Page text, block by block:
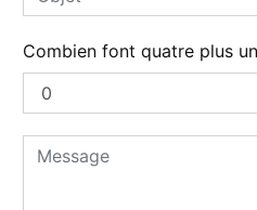
Combien font quatre plus un